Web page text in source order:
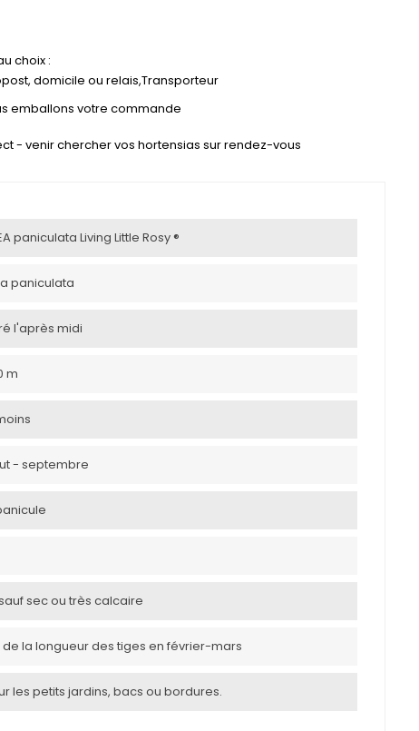
choix :
domicile ou relais,Transporteur
emballons votre commande
- venir chercher vos hortensias sur rendez-vous
paniculata Living Little Rosy ®
paniculata
l'après midi
m
- septembre
sec ou très calcaire
la longueur des tiges en février-mars
les petits jardins, bacs ou bordures.